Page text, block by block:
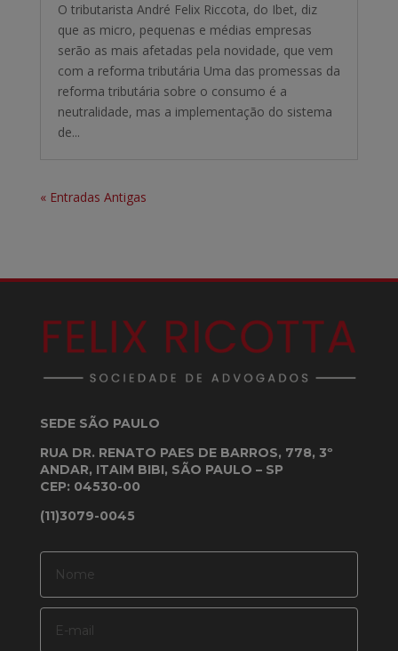
O tributarista André Felix Riccota, do Ibet, diz
que as micro, pequenas e médias empresas
serão as mais afetadas pela novidade, que vem
com a reforma tributária Uma das promessas da
reforma tributária sobre o consumo é a
neutralidade, mas a implementação do sistema
de...
« Entradas Antigas
SEDE SÃO PAULO
RUA DR. RENATO PAES DE BARROS, 778, 3º
ANDAR, ITAIM BIBI, SÃO PAULO – SP
CEP: 04530-00
(11)3079-0045